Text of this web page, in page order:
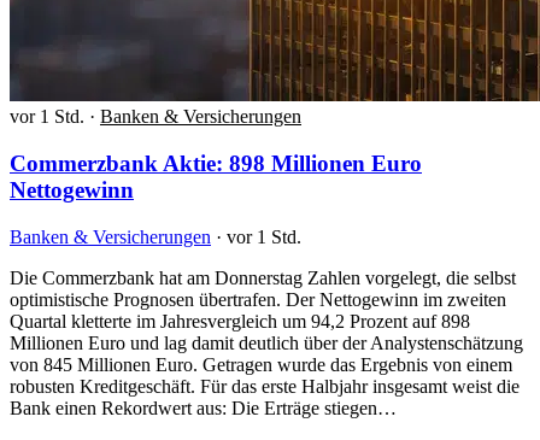
vor 1 Std. · Banken & Versicherungen
Commerzbank Aktie: 898 Millionen Euro
Nettogewinn
Banken & Versicherungen · vor 1 Std.
Die Commerzbank hat am Donnerstag Zahlen vorgelegt, die selbst
optimistische Prognosen übertrafen. Der Nettogewinn im zweiten
Quartal kletterte im Jahresvergleich um 94,2 Prozent auf 898
Millionen Euro und lag damit deutlich über der Analystenschätzung
von 845 Millionen Euro. Getragen wurde das Ergebnis von einem
robusten Kreditgeschäft. Für das erste Halbjahr insgesamt weist die
Bank einen Rekordwert aus: Die Erträge stiegen…